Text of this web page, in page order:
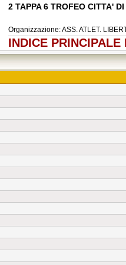
2 TAPPA 6 TROFEO CITTA'
Organizzazione: ASS. ATLET.
INDICE PRINCIPALE